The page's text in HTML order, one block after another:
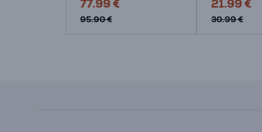
77.99 €
95.90 €
21.99 €
30.99 €